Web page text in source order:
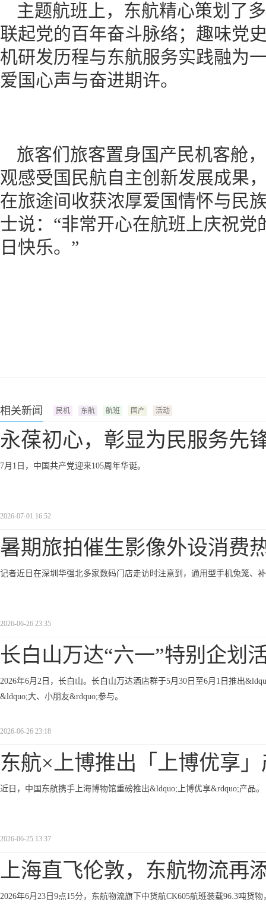
主题航班上，东航精心策划了
联起党的百年奋斗脉络；趣味党
机研发历程与东航服务实践融为
爱国心声与奋进期许。
旅客们旅客置身国产民机客舱
观感受国民航自主创新发展成果
在旅途间收获浓厚爱国情怀与民
士说：“非常开心在航班上庆祝
日快乐。”
相关新闻 民机 东航 航班 国产 活动
永葆初心，彰显为民服务先
7月1日，中国共产党迎来105周年华诞。
2026-07-01 16:52
暑期旅拍催生影像外设消费
记者近日在深圳华强北多家数码门店走访时注意到，通用型手机兔笼、
2026-06-26 23:35
长白山万达“六一”特别企划
2026年6月2日，长白山。长白山万达酒店群于5月30日至6月1日推出
&ldquo;大、小朋友&rdquo;参与。
2026-06-26 23:18
东航×上博推出「上博优享
近日，中国东航携手上海博物馆重磅推出&ldquo;上博优享&rdquo;产品。
2026-06-25 13:37
上海直飞伦敦，东航物流再
2026年6月23日9点15分，东航物流旗下中货航CK605航班装载96.3吨货